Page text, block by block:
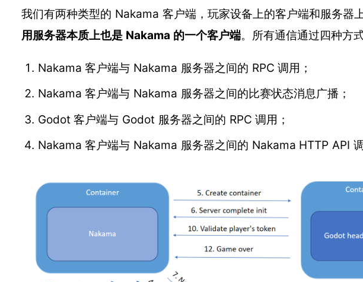
我们有两种类型的 Nakama 客户端，玩家设备上的客户端和服务器
用服务器本质上也是 Nakama 的一个客户端。所有通信通过四种方
Nakama 客户端与 Nakama 服务器之间的 RPC 调用；
Nakama 客户端与 Nakama 服务器之间的比赛状态消息广播；
Godot 客户端与 Godot 服务器之间的 RPC 调用；
Nakama 客户端与 Nakama 服务器之间的 Nakama HTTP API